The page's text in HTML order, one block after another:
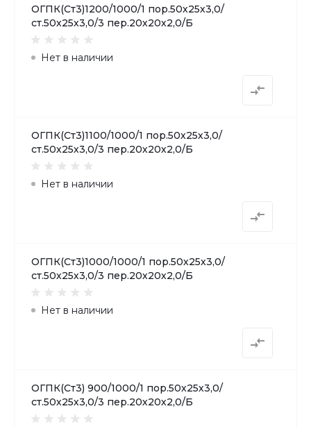
ОГПК(Ст3)1200/1000/1 пор.50х25х3,0/
ст.50х25х3,0/3 пер.20х20х2,0/Б
Нет в наличии
ОГПК(Ст3)1100/1000/1 пор.50х25х3,0/
ст.50х25х3,0/3 пер.20х20х2,0/Б
Нет в наличии
ОГПК(Ст3)1000/1000/1 пор.50х25х3,0/
ст.50х25х3,0/3 пер.20х20х2,0/Б
Нет в наличии
ОГПК(Ст3) 900/1000/1 пор.50х25х3,0/
ст.50х25х3,0/3 пер.20х20х2,0/Б